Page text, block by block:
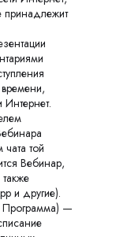
принадлежит
Интернет.
той
Вебинар,
и другие).
Программа) —